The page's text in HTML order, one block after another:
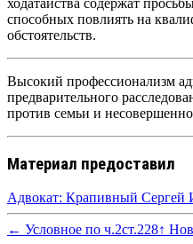
способных повлиять на
обстоятельств.
Высокий профессионализм
предварительного
против семьи и
Материал предоставил
Адвокат: Крапивный Сергей
← Условное по ч.2ст.228↑